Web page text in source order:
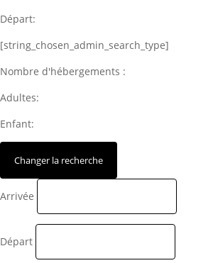
Départ:
[string_chosen_admin_search_type]
Nombre d'hébergements :
Adultes:
Enfant:
Arrivée
Départ